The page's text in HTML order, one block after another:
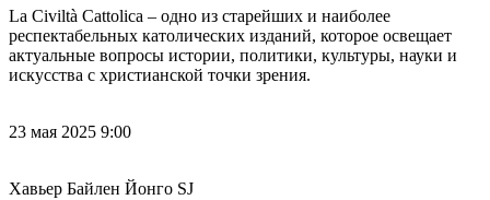
La Civiltà Cattolica – одно из старейших и наиболее
респектабельных католических изданий, которое освещает
актуальные вопросы истории, политики, культуры, науки и
искусства с христианской точки зрения.
23 мая 2025 9:00
Хавьер Байлен Йонго SJ